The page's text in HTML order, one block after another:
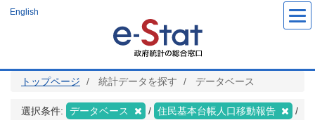
ツ
English
トップページ 統計データを探す データベース
選択条件: データベース 住民基本台帳人口移動報告